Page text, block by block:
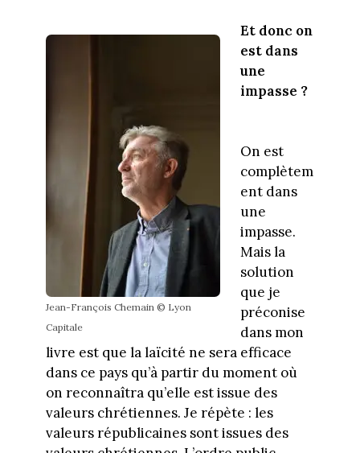
Jean-François Chemain © Lyon
Capitale
Et donc on
est dans
une
impasse ?
On est
complètem
ent dans
une
impasse.
Mais la
solution
que je
préconise
dans mon
livre est que la laïcité ne sera efficace
dans ce pays qu’à partir du moment où
on reconnaîtra qu’elle est issue des
valeurs chrétiennes. Je répète : les
valeurs républicaines sont issues des